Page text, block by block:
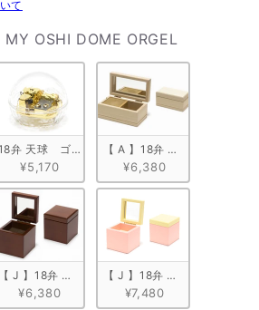
て
MY OSHI DOME ORGEL
弁 天球　ゴールド
¥5,170
【 A 】18弁 白木箱角形
¥6,380
形（小）
【 J 】18弁 キューブボックス
¥6,380
【 J 】18弁 キューブボック
¥7,480